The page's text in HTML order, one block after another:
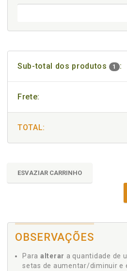
Sub-total dos produtos 1 :
Frete:
TOTAL:
ESVAZIAR CARRINHO
OBSERVAÇÕES
Para alterar a quantidade de
setas de aumentar/diminuir e